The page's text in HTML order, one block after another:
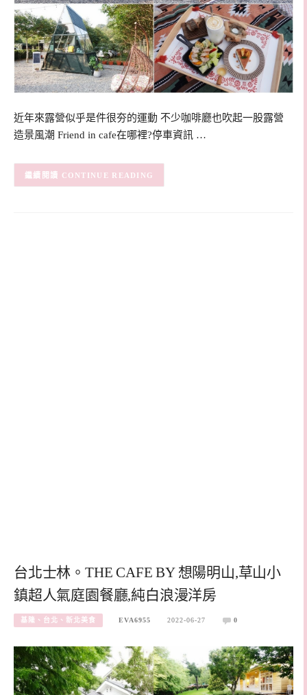
近年來露營似乎是件很夯的運動 不少咖啡廳也吹起一股露營
造景風潮 Friend in cafe在哪裡?停車資訊 …
CONTINUE READING
台北士林。THE CAFE BY 想陽明山,草山小
鎮超人氣庭園餐廳,純白浪漫洋房
基隆、台北、新北美食 EVA6955 2022-06-27 0